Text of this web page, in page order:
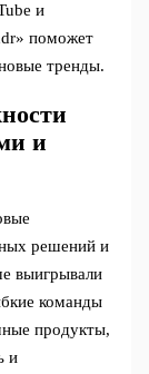
и
поможет
тренды.
и
решений и
выигрывали
команды
продукты,
и